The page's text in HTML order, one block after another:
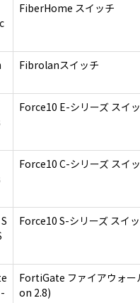
FiberHome スイッチ
Fibrolanスイッチ
Force10 E-シリーズ スイ
Force10 C-シリーズ スイ
Force10 S-シリーズ スイ
FortiGate ファイアウォー
on 2.8)